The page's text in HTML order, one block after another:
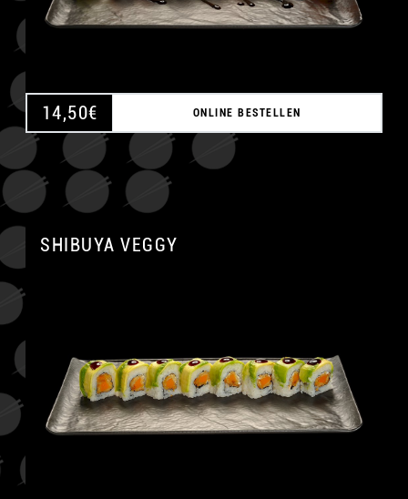
14,50€ ONLINE BESTELLEN
SHIBUYA VEGGY